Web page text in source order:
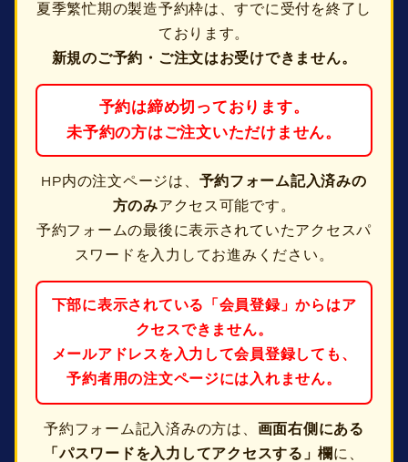
夏季繁忙期の製造予約枠は、すでに受付を終了し
ております。
新規のご予約・ご注文はお受けできません。
予約は締め切っております。
未予約の方はご注文いただけません。
HP内の注文ページは、 予約フォーム記入済みの
方のみアクセス可能です。
予約フォームの最後に表示されていたアクセスパ
スワードを入力してお進みください。
下部に表示されている「会員登録」からはア
クセスできません。
メールアドレスを入力して会員登録しても、
予約者用の注文ページには入れません。
予約フォーム記入済みの方は、 画面右側にある
「パスワードを入力してアクセスする」欄に、